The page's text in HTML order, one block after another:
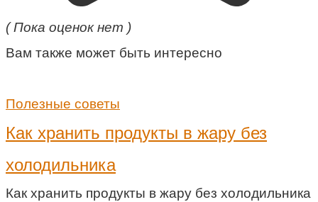
( Пока оценок нет )
Вам также может быть интересно
Полезные советы
Как хранить продукты в жару без
холодильника
Как хранить продукты в жару без холодильника